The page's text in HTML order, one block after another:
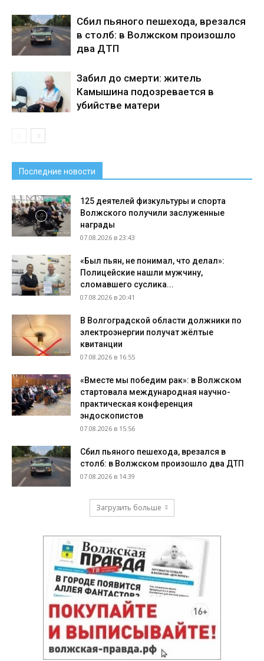
Сбил пьяного пешехода, врезался
в столб: в Волжском произошло
два ДТП
Забил до смерти: житель
Камышина подозревается в
убийстве матери
Последние новости
125 деятелей физкультуры и спорта
Волжского получили заслуженные
награды
07.08.2026 в 23:43
«Был пьян, не понимал, что делал»:
Полицейские нашли мужчину,
сломавшего суслика...
07.08.2026 в 20:41
В Волгоградской области должники по
электроэнергии получат жёлтые
квитанции
07.08.2026 в 16:55
«Вместе мы победим рак»: в Волжском
стартовала международная научно-
практическая конференция
эндоскопистов
07.08.2026 в 15:56
Сбил пьяного пешехода, врезался в
столб: в Волжском произошло два ДТП
07.08.2026 в 14:39
Загрузить больше